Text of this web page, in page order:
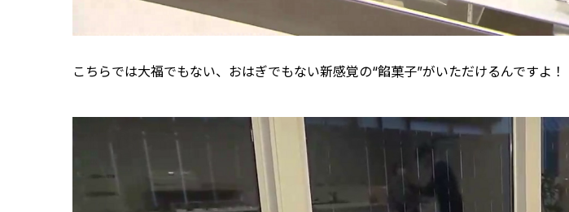
こちらでは大福でもない、おはぎでもない新感覚の“餡菓子”がいただけるんですよ！